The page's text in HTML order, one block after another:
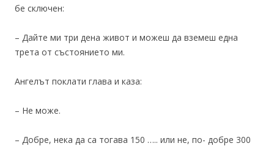
бе сключен:
– Дайте ми три дена живот и можеш да вземеш една
трета от състоянието ми.
Ангелът поклати глава и каза:
– Не може.
– Добре, нека да са тогава 150 ….. или не, по- добре 300